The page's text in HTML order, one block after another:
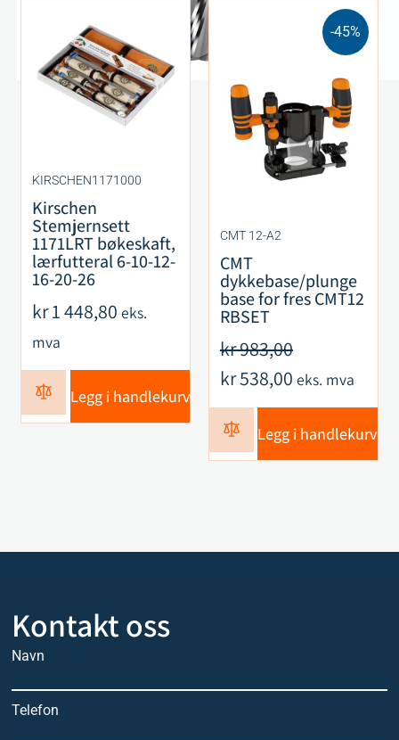
KIRSCHEN1171000
Kirschen
Stemjernsett
1171LRT bøkeskaft,
lærfutteral 6-10-12-
16-20-26
kr1 448,80 eks.
mva
Legg i handlekurv
-45%
CMT 12-A2
CMT
dykkebase/plunge
base for fres CMT12
RBSET
kr983,00
kr538,00 eks. mva
Legg i handlekurv
Kontakt oss
Navn
Telefon